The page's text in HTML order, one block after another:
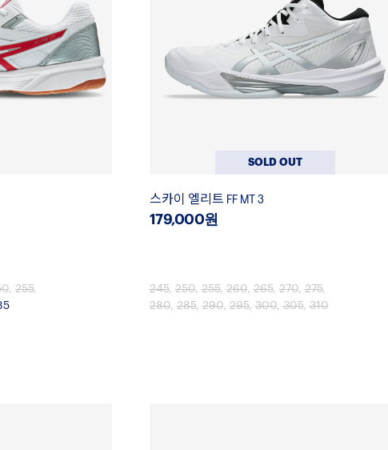
, 255,
SOLD OUT
스카이 엘리트 FF MT 3
179,000원
245,250,255,260,265,270,275,
280,285,290,295,300,305,310